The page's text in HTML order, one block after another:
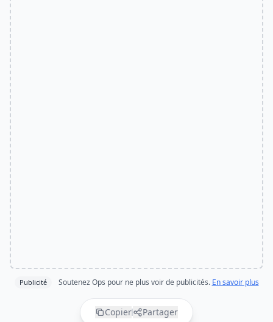
Publicité Soutenez Ops pour ne plus voir de publicités. En savoir plus
Copier Partager